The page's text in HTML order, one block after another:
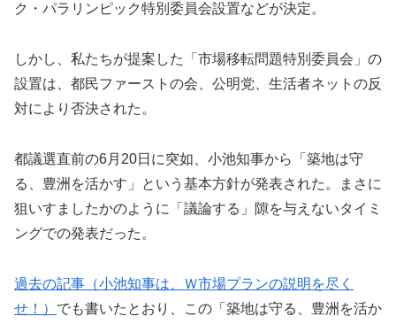
ク・パラリンピック特別委員会設置などが決定。
しかし、私たちが提案した「市場移転問題特別委員会」の
設置は、都民ファーストの会、公明党、生活者ネットの反
対により否決された。
都議選直前の6月20日に突如、小池知事から「築地は守
る、豊洲を活かす」という基本方針が発表された。まさに
狙いすましたかのように「議論する」隙を与えないタイミ
ングでの発表だった。
過去の記事（小池知事は、Ｗ市場プランの説明を尽く
せ！） でも書いたとおり、この「築地は守る、豊洲を活か